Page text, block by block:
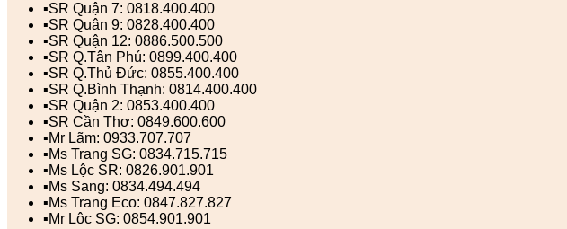
▪️SR Quận 7: 0818.400.400
▪️SR Quận 9: 0828.400.400
▪️SR Quận 12: 0886.500.500
▪️SR Q.Tân Phú: 0899.400.400
▪️SR Q.Thủ Đức: 0855.400.400
▪️SR Q.Bình Thạnh: 0814.400.400
▪️SR Quận 2: 0853.400.400
▪️SR Cần Thơ: 0849.600.600
▪️Mr Lãm: 0933.707.707
▪️Ms Trang SG: 0834.715.715
▪️Ms Lộc SR: 0826.901.901
▪️Ms Sang: 0834.494.494
▪️Ms Trang Eco: 0847.827.827
▪️Mr Lộc SG: 0854.901.901